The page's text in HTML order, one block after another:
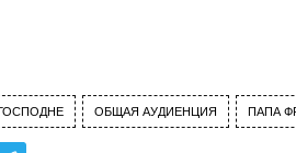
ОБЩАЯ АУДИЕНЦИЯ ПАПА